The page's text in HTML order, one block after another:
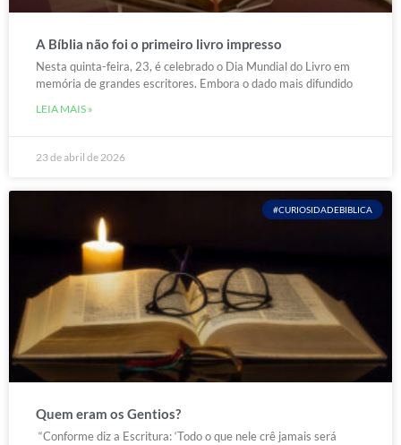
A Bíblia não foi o primeiro livro impresso
Nesta quinta-feira, 23, é celebrado o Dia Mundial do Livro em
memória de grandes escritores. Embora o dado mais difundido
LEIA MAIS »
23 de abril de 2026
#CURIOSIDADEBIBLICA
Quem eram os Gentios?
“Conforme diz a Escritura: ‘Todo o que nele crê jamais será